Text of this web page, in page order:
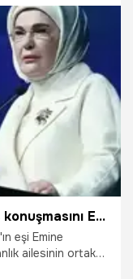
çöpe gitmeyecek.
sahipsiz
için kullanılacak.
önüne geçmeyi
hedefliyor.
Sıfır Atık Forumu 2026'nın açılış konuşmasını Emine Erdoğan yaptı! 'Tarihi bir buluşma'
eşi Emine
ailesinin ortak